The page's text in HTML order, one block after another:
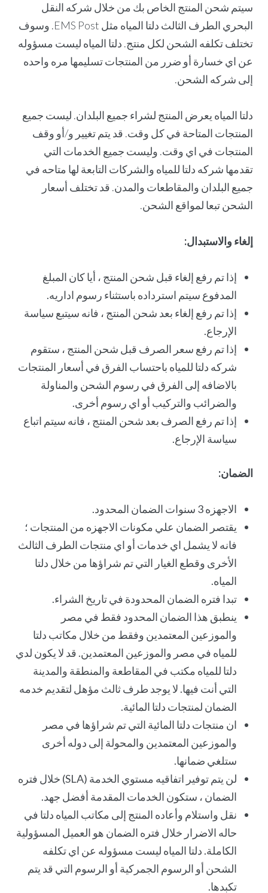
سيتم شحن المنتج الخاص بك من خلال شركه النقل
البحري الطرف الثالث دلتا المياه مثل EMS Post. وسوف
تختلف تكلفه الشحن لكل منتج. دلتا المياه ليست مسؤوله
عن اي خسارة أو ضرر من المنتجات تسليمها مره واحده
إلى شركه الشحن.
دلتا المياه يعرض المنتج لشراء جميع البلدان. ليست جميع
المنتجات المتاحة في كل وقت. قد يتم تغيير و/أو وقف
المنتجات في اي وقت. وليست جميع الخدمات التي
تقدمها شركه دلتا للمياه والشركات التابعة لها متاحه في
جميع البلدان والمقاطعات والمدن. قد تختلف أسعار
الشحن تبعا لمواقع الشحن.
إلغاء والاستبدال:
إذا تم رفع إلغاء قبل شحن المنتج ، أيا كان المبلغ
المدفوع سيتم استرداده باستثناء رسوم اداريه.
إذا تم رفع إلغاء بعد شحن المنتج ، فانه سيتبع سياسة
الإرجاع.
إذا تم رفع سعر الصرف قبل شحن المنتج ، ستقوم
شركه دلتا للمياه باحتساب الفرق في أسعار المنتجات
بالاضافه إلى الفرق في رسوم الشحن والمناولة
والضرائب والتركيب أو اي رسوم أخرى.
إذا تم رفع الصرف بعد شحن المنتج ، فانه سيتم اتباع
سياسة الإرجاع.
الضمان:
الاجهزه 3 سنوات الضمان المحدود.
يقتصر الضمان علي مكونات الاجهزه من المنتجات ؛
فانه لا يشمل اي خدمات أو اي منتجات الطرف الثالث
الأخرى وقطع الغيار التي تم شراؤها من خلال دلتا
المياه.
تبدا فتره الضمان المحدودة في تاريخ الشراء.
ينطبق هذا الضمان المحدود فقط في مصر
والموزعين المعتمدين وفقط من خلال مكاتب دلتا
للمياه في مصر والموزعين المعتمدين. قد لا يكون لدي
دلتا للمياه مكتب في المقاطعة والمنطقة والمدينة
التي أنت فيها. لا يوجد طرف ثالث مؤهل لتقديم خدمه
الضمان لمنتجات دلتا المائية.
ان منتجات دلتا المائية التي تم شراؤها في مصر
والموزعين المعتمدين والمحولة إلى دوله أخرى
ستلغي ضمانها.
لن يتم توفير اتفاقيه مستوي الخدمة (SLA) خلال فتره
الضمان ، ستكون الخدمات المقدمة أفضل جهد.
نقل واستلام وأعاده المنتج إلى مكاتب المياه دلتا في
حاله الاضرار خلال فتره الضمان هو العميل المسؤولية
الكاملة. دلتا المياه ليست مسؤوله عن اي تكلفه
الشحن أو الرسوم الجمركية أو الرسوم التي قد يتم
تكبدها.
Password
Remember Me
Lost your password?
Sign Up
or Sign Up